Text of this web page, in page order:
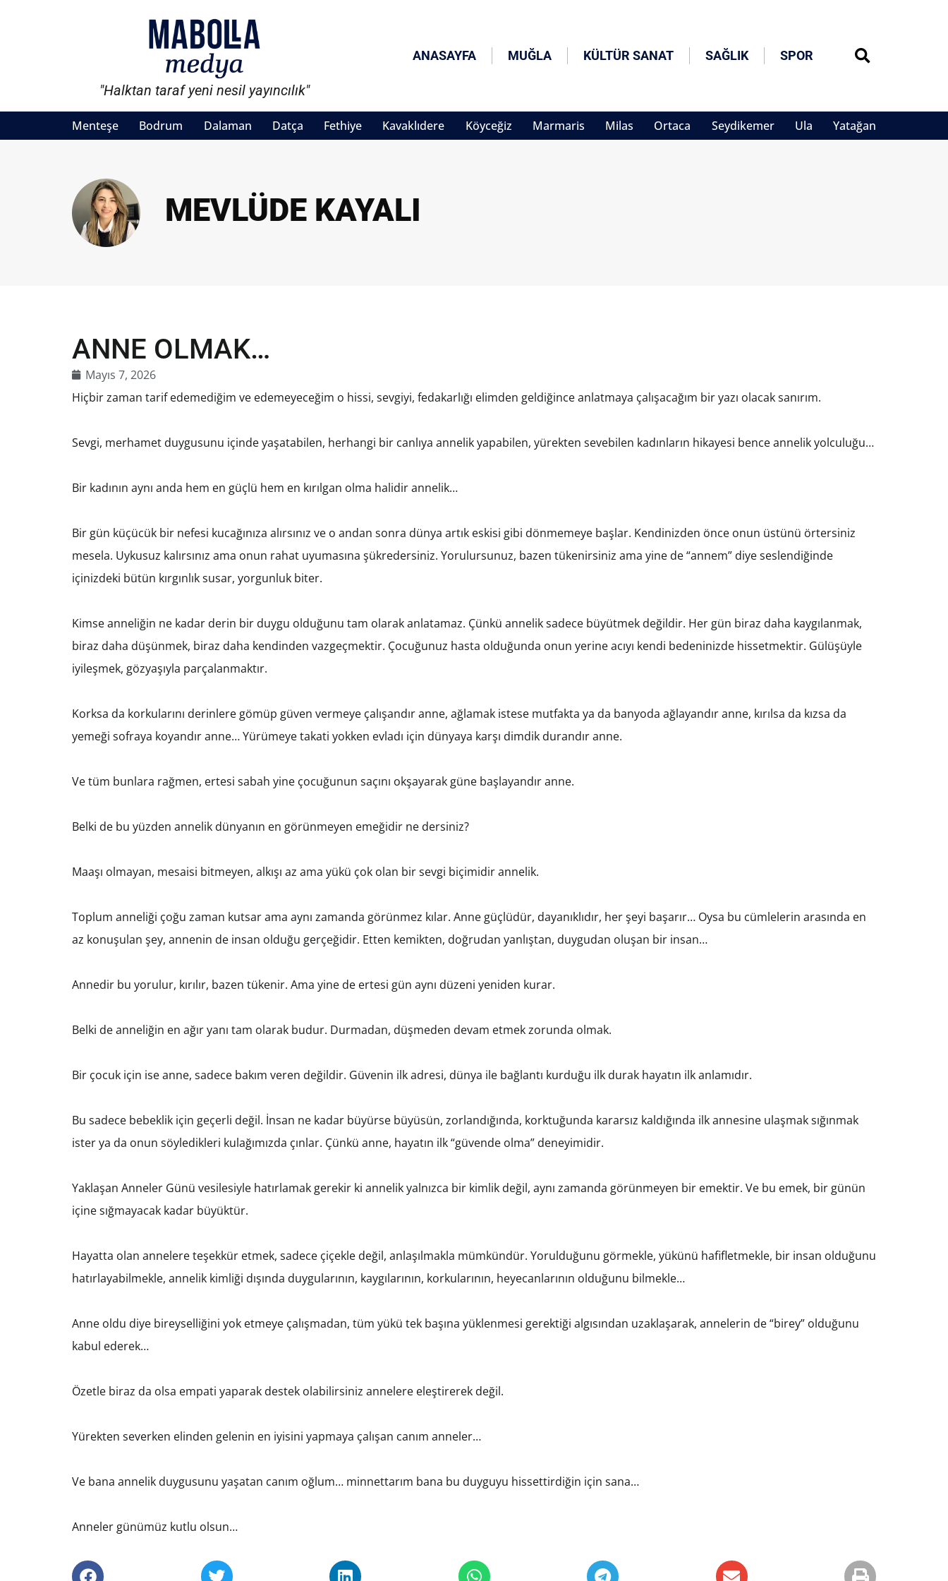
"Halktan taraf yeni nesil yayıncılık"
ANASAYFA MUĞLA KÜLTÜR SANAT SAĞLIK SPOR
Menteşe Bodrum Dalaman Datça Fethiye Kavaklıdere Köyceğiz Marmaris Milas Ortaca Seydikemer Ula Yatağan
MEVLÜDE KAYALI
ANNE OLMAK…
Mayıs 7, 2026
Hiçbir zaman tarif edemediğim ve edemeyeceğim o hissi, sevgiyi, fedakarlığı elimden geldiğince anlatmaya çalışacağım bir yazı olacak sanırım.
Sevgi, merhamet duygusunu içinde yaşatabilen, herhangi bir canlıya annelik yapabilen, yürekten sevebilen kadınların hikayesi bence annelik yolculuğu…
Bir kadının aynı anda hem en güçlü hem en kırılgan olma halidir annelik…
Bir gün küçücük bir nefesi kucağınıza alırsınız ve o andan sonra dünya artık eskisi gibi dönmemeye başlar. Kendinizden önce onun üstünü örtersiniz
mesela. Uykusuz kalırsınız ama onun rahat uyumasına şükredersiniz. Yorulursunuz, bazen tükenirsiniz ama yine de “annem” diye seslendiğinde
içinizdeki bütün kırgınlık susar, yorgunluk biter.
Kimse anneliğin ne kadar derin bir duygu olduğunu tam olarak anlatamaz. Çünkü annelik sadece büyütmek değildir. Her gün biraz daha kaygılanmak,
biraz daha düşünmek, biraz daha kendinden vazgeçmektir. Çocuğunuz hasta olduğunda onun yerine acıyı kendi bedeninizde hissetmektir. Gülüşüyle
iyileşmek, gözyaşıyla parçalanmaktır.
Korksa da korkularını derinlere gömüp güven vermeye çalışandır anne, ağlamak istese mutfakta ya da banyoda ağlayandır anne, kırılsa da kızsa da
yemeği sofraya koyandır anne… Yürümeye takati yokken evladı için dünyaya karşı dimdik durandır anne.
Ve tüm bunlara rağmen, ertesi sabah yine çocuğunun saçını okşayarak güne başlayandır anne.
Belki de bu yüzden annelik dünyanın en görünmeyen emeğidir ne dersiniz?
Maaşı olmayan, mesaisi bitmeyen, alkışı az ama yükü çok olan bir sevgi biçimidir annelik.
Toplum anneliği çoğu zaman kutsar ama aynı zamanda görünmez kılar. Anne güçlüdür, dayanıklıdır, her şeyi başarır… Oysa bu cümlelerin arasında en
az konuşulan şey, annenin de insan olduğu gerçeğidir. Etten kemikten, doğrudan yanlıştan, duygudan oluşan bir insan…
Annedir bu yorulur, kırılır, bazen tükenir. Ama yine de ertesi gün aynı düzeni yeniden kurar.
Belki de anneliğin en ağır yanı tam olarak budur. Durmadan, düşmeden devam etmek zorunda olmak.
Bir çocuk için ise anne, sadece bakım veren değildir. Güvenin ilk adresi, dünya ile bağlantı kurduğu ilk durak hayatın ilk anlamıdır.
Bu sadece bebeklik için geçerli değil. İnsan ne kadar büyürse büyüsün, zorlandığında, korktuğunda kararsız kaldığında ilk annesine ulaşmak sığınmak
ister ya da onun söyledikleri kulağımızda çınlar. Çünkü anne, hayatın ilk “güvende olma” deneyimidir.
Yaklaşan Anneler Günü vesilesiyle hatırlamak gerekir ki annelik yalnızca bir kimlik değil, aynı zamanda görünmeyen bir emektir. Ve bu emek, bir günün
içine sığmayacak kadar büyüktür.
Hayatta olan annelere teşekkür etmek, sadece çiçekle değil, anlaşılmakla mümkündür. Yorulduğunu görmekle, yükünü hafifletmekle, bir insan olduğunu
hatırlayabilmekle, annelik kimliği dışında duygularının, kaygılarının, korkularının, heyecanlarının olduğunu bilmekle…
Anne oldu diye bireyselliğini yok etmeye çalışmadan, tüm yükü tek başına yüklenmesi gerektiği algısından uzaklaşarak, annelerin de “birey” olduğunu
kabul ederek…
Özetle biraz da olsa empati yaparak destek olabilirsiniz annelere eleştirerek değil.
Yürekten severken elinden gelenin en iyisini yapmaya çalışan canım anneler…
Ve bana annelik duygusunu yaşatan canım oğlum… minnettarım bana bu duyguyu hissettirdiğin için sana…
Anneler günümüz kutlu olsun…